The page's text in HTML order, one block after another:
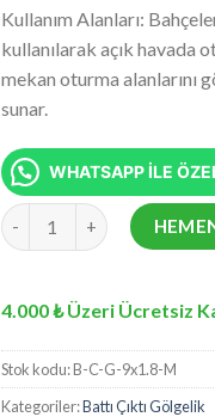
5 üzerinden
5.00puan
aldı
Kullanım Alanları:
kullanılarak açık havada
mekan oturma
sunar.
WHATSAPP İLE
9x1.8 Metre Battı Çıktı
4.000 ₺ Üzeri Ücretsiz
Stok kodu:B-C-G-9x1.8-M
Kategoriler:Battı Çıktı Gölgelik